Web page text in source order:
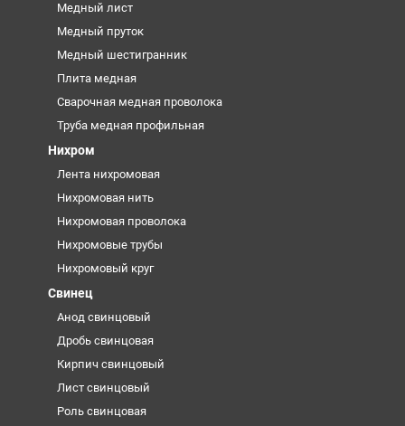
Медный лист
Медный пруток
Медный шестигранник
Плита медная
Сварочная медная проволока
Труба медная профильная
Нихром
Лента нихромовая
Нихромовая нить
Нихромовая проволока
Нихромовые трубы
Нихромовый круг
Свинец
Анод свинцовый
Дробь свинцовая
Кирпич свинцовый
Лист свинцовый
Роль свинцовая